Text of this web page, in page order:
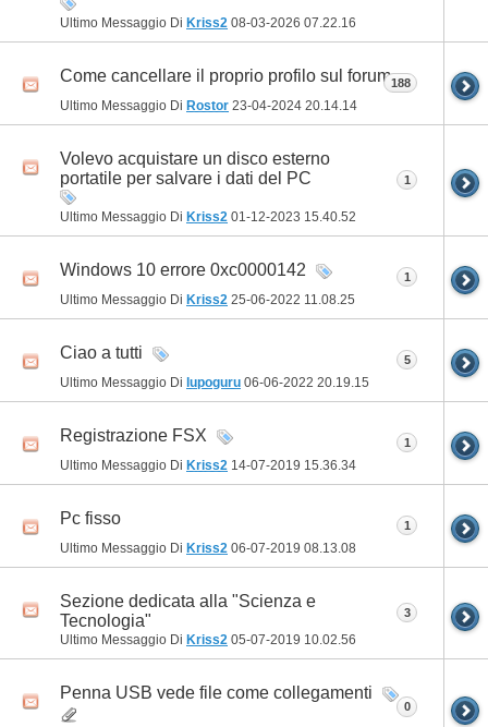
Ultimo Messaggio Di Kriss2 08-03-2026 07.22.16
Come cancellare il proprio profilo sul forum
Ultimo Messaggio Di Rostor 23-04-2024 20.14.14
188
Volevo acquistare un disco esterno
portatile per salvare i dati del PC
Ultimo Messaggio Di Kriss2 01-12-2023 15.40.52
1
Windows 10 errore 0xc0000142
Ultimo Messaggio Di Kriss2 25-06-2022 11.08.25
1
Ciao a tutti
Ultimo Messaggio Di lupoguru 06-06-2022 20.19.15
5
Registrazione FSX
Ultimo Messaggio Di Kriss2 14-07-2019 15.36.34
1
Pc fisso
Ultimo Messaggio Di Kriss2 06-07-2019 08.13.08
1
Sezione dedicata alla "Scienza e
Tecnologia"
Ultimo Messaggio Di Kriss2 05-07-2019 10.02.56
3
Penna USB vede file come collegamenti
0